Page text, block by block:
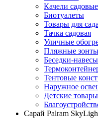
Качели садовые
Биотуалеты
Товары для сада
Тачка садовая
Уличные
Пляжные зонты
Беседки-
Тентовые
Наружное
Детские товары
Сарай Palram